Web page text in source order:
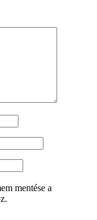
mentése a